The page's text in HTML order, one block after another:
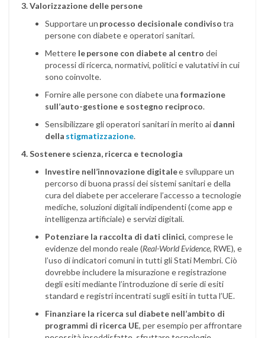
3. Valorizzazione delle persone
Supportare un processo decisionale condivisotra
persone con diabete e operatori sanitari.
Mettere le persone con diabete al centro dei
processi di ricerca, normativi, politici e valutativi in cui
sono coinvolte.
Fornire alle persone con diabete una formazione
sull’auto-gestione e sostegno reciproco.
Sensibilizzare gli operatori sanitari in merito ai danni
della stigmatizzazione.
4. Sostenere scienza, ricerca e tecnologia
Investire nell’innovazione digitalee sviluppare un
percorso di buona prassi dei sistemi sanitari e della
cura del diabete per accelerare l’accesso a tecnologie
mediche, soluzioni digitali indipendenti (come app e
intelligenza artificiale) e servizi digitali.
Potenziare la raccolta di dati clinici, comprese le
evidenze del mondo reale (Real-World Evidence, RWE), e
l’uso di indicatori comuni in tutti gli Stati Membri. Ciò
dovrebbe includere la misurazione e registrazione
degli esiti mediante l’introduzione di serie di esiti
standard e registri incentrati sugli esiti in tutta l’UE.
Finanziare la ricerca sul diabete nell’ambito di
programmi di ricerca UE, per esempio per affrontare